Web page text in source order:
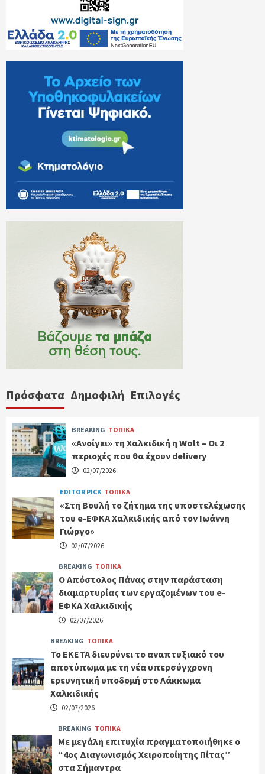
Πρόσφατα Δημοφιλή Επιλογές
BREAKING ΤΟΠΙΚΑ
«Ανοίγει» τη Χαλκιδική η Wolt – Οι 2
περιοχές που θα έχουν delivery
02/07/2026
EDITOR PICK ΤΟΠΙΚΑ
«Στη Βουλή το ζήτημα της υποστελέχωσης
του e-ΕΦΚΑ Χαλκιδικής από τον Ιωάννη
Γιώργο»
02/07/2026
BREAKING ΤΟΠΙΚΑ
Ο Απόστολος Πάνας στην παράσταση
διαμαρτυρίας των εργαζομένων του e-
ΕΦΚΑ Χαλκιδικής
02/07/2026
BREAKING ΤΟΠΙΚΑ
Το ΕΚΕΤΑ διευρύνει το αναπτυξιακό του
αποτύπωμα με τη νέα υπερσύγχρονη
ερευνητική υποδομή στο Λάκκωμα
Χαλκιδικής
02/07/2026
BREAKING ΤΟΠΙΚΑ
Με μεγάλη επιτυχία πραγματοποιήθηκε ο
“4ος Διαγωνισμός Χειροποίητης Πίτας”
στα Σήμαντρα